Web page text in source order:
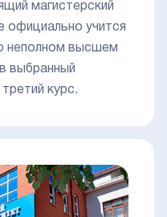
магистерский
учится
неполном высшем
выбранный
курс.